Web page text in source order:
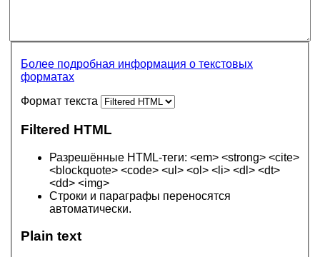
Более подробная информация о текстовых
форматах
Формат текста
Filtered HTML
Разрешённые HTML-теги: <em> <strong> <cite>
<blockquote> <code> <ul> <ol> <li> <dl> <dt>
<dd> <img>
Строки и параграфы переносятся
автоматически.
Plain text